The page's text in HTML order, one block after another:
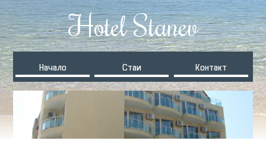
Hotel Stanev
Начало Стаи Контакт